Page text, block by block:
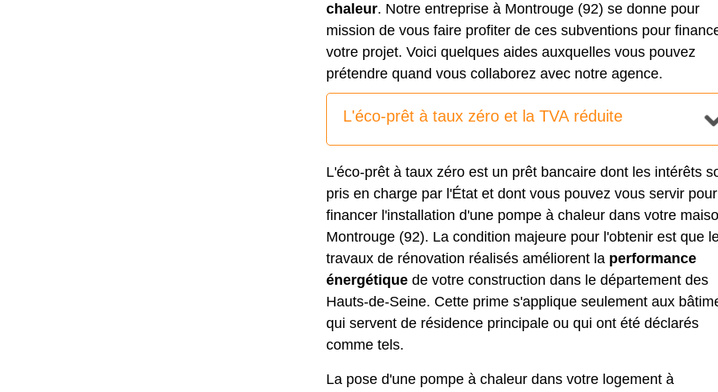
chaleur. Notre entreprise à Montrouge (92) se donne pour
mission de vous faire profiter de ces subventions pour
votre projet. Voici quelques aides auxquelles vous pouvez
prétendre quand vous collaborez avec notre agence.
L'éco-prêt à taux zéro et la TVA réduite
L'éco-prêt à taux zéro est un prêt bancaire dont les intérêts
pris en charge par l'État et dont vous pouvez vous servir pour
financer l'installation d'une pompe à chaleur dans votre
Montrouge (92). La condition majeure pour l'obtenir est que
travaux de rénovation réalisés améliorent la performance
énergétique de votre construction dans le département des
Hauts-de-Seine. Cette prime s'applique seulement aux
qui servent de résidence principale ou qui ont été déclarés
comme tels.
La pose d'une pompe à chaleur dans votre logement à